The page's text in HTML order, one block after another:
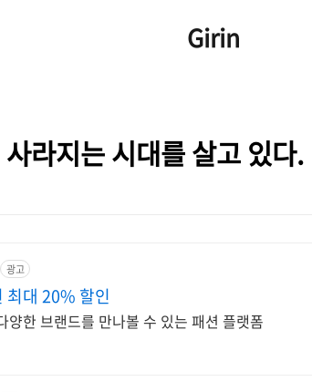
Girin
라지는 시대를 살고 있다.
광고
최대 20% 할인
양한 브랜드를 만나볼 수 있는 패션 플랫폼